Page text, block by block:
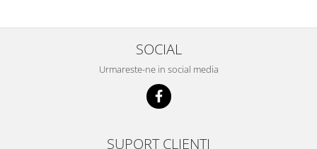
SOCIAL
Urmareste-ne in social media
SUPORT CLIENTI